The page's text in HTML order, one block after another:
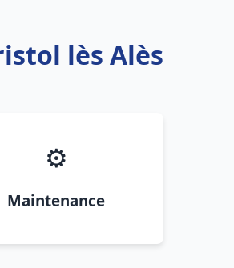
lès Alès
⚙️
Maintenance